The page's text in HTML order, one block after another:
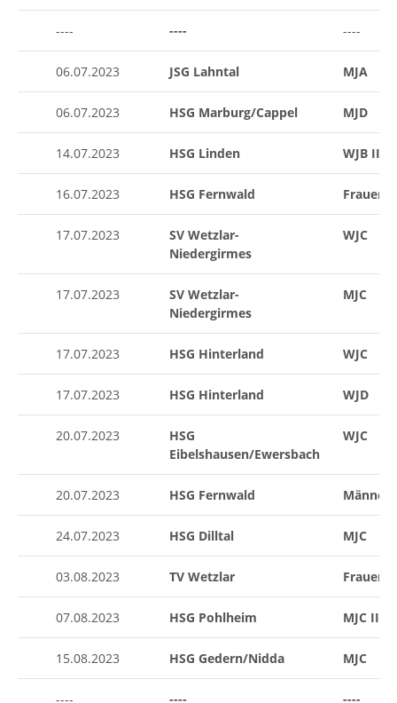
---- ---- ----
06.07.2023 JSG Lahntal MJA
06.07.2023 HSG Marburg/Cappel MJD
14.07.2023 HSG Linden WJB II
16.07.2023 HSG Fernwald Frauen II
17.07.2023
SV Wetzlar-
Niedergirmes
WJC
17.07.2023
SV Wetzlar-
Niedergirmes
MJC
17.07.2023 HSG Hinterland WJC
17.07.2023 HSG Hinterland WJD
20.07.2023
HSG
Eibelshausen/Ewersbach
WJC
20.07.2023 HSG Fernwald Männer
24.07.2023 HSG Dilltal MJC
03.08.2023 TV Wetzlar Frauen
07.08.2023 HSG Pohlheim MJC III
15.08.2023 HSG Gedern/Nidda MJC
---- ---- ----